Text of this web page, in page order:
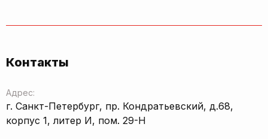
Контакты
Адрес:
г. Санкт-Петербург, пр. Кондратьевский, д.68,
корпус 1, литер И, пом. 29-Н